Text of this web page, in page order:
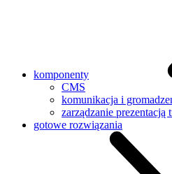
komponenty
CMS
komunikacja i
zarządzanie prezentacją
gotowe rozwiązania